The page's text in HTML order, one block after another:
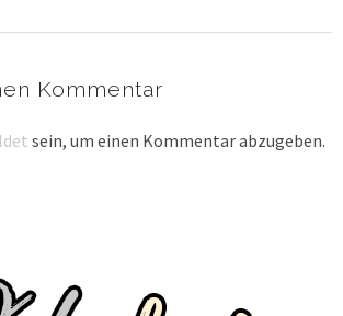
Kommentar
sein, um einen Kommentar abzugeben.